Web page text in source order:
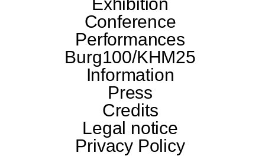
Conference
Performances
Burg100/KHM25
Information
Press
Credits
Legal notice
Privacy Policy